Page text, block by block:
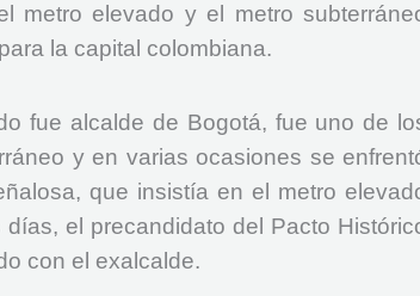
metro elevado y el metro
la capital colombiana.
fue alcalde de Bogotá, fue uno de
y en varias ocasiones se
que insistía en el metro
el precandidato del Pacto
con el exalcalde.